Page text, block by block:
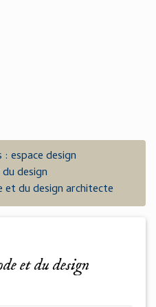
espace design
design
et du design architecte